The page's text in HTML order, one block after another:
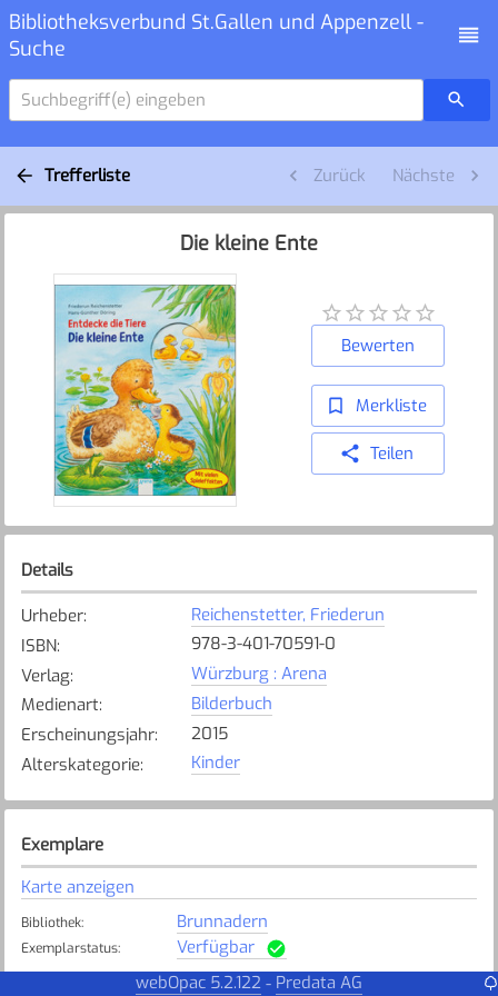
Bibliotheksverbund St.Gallen und Appenzell -
Suche
Suchbegriff(e) eingeben
Trefferliste Zurück Nächste
Die kleine Ente
Bewerten
Merkliste
Teilen
Details
Urheber:
Reichenstetter, Friederun
ISBN:
978-3-401-70591-0
Verlag:
Würzburg : Arena
Medienart:
Bilderbuch
Erscheinungsjahr:
2015
Alterskategorie: Kinder
Exemplare
Karte anzeigen
Bibliothek: Brunnadern
Exemplarstatus: Verfügbar
webOpac 5.2.122 - Predata AG